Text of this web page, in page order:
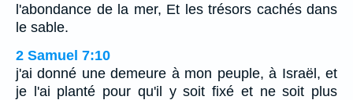
l'abondance de la mer, Et les trésors cachés dans
le sable.
2 Samuel 7:10
j'ai donné une demeure à mon peuple, à Israël, et
je l'ai planté pour qu'il y soit fixé et ne soit plus